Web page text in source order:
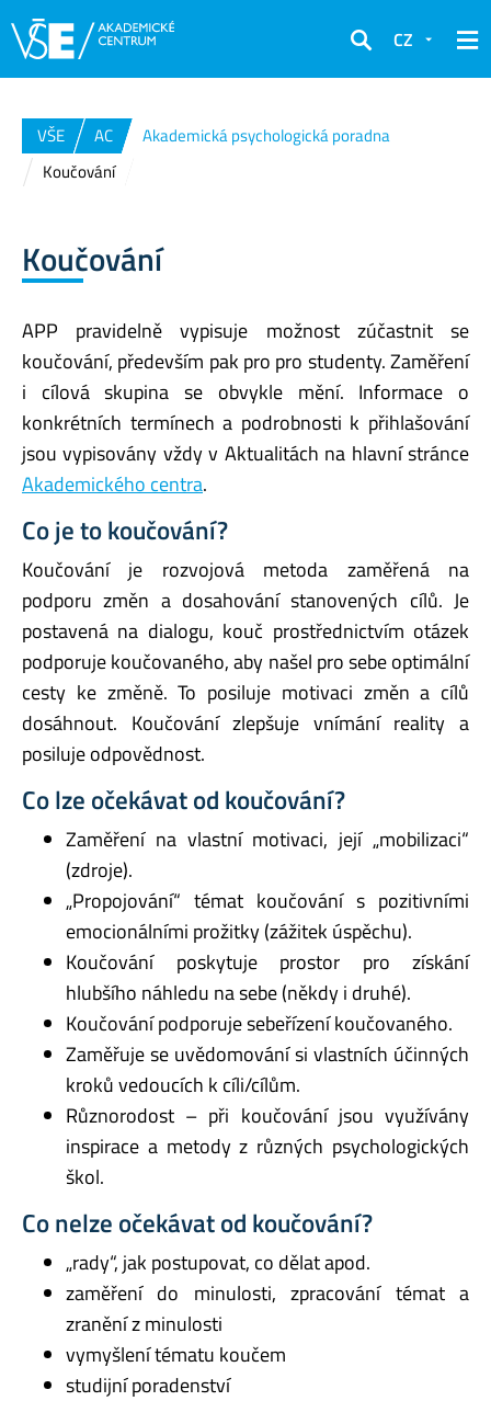
Hledat
CZ
VŠE AC
Akademická psychologická poradna
Koučování
Koučování
APP pravidelně vypisuje možnost zúčastnit se
koučování, především pak pro pro studenty. Zaměření
i cílová skupina se obvykle mění. Informace o
konkrétních termínech a podrobnosti k přihlašování
jsou vypisovány vždy v Aktualitách na hlavní stránce
Akademického centra.
Co je to koučování?
Koučování je rozvojová metoda zaměřená na
podporu změn a dosahování stanovených cílů. Je
postavená na dialogu, kouč prostřednictvím otázek
podporuje koučovaného, aby našel pro sebe optimální
cesty ke změně. To posiluje motivaci změn a cílů
dosáhnout. Koučování zlepšuje vnímání reality a
posiluje odpovědnost.
Co lze očekávat od koučování?
Zaměření na vlastní motivaci, její „mobilizaci“
(zdroje).
„Propojování“ témat koučování s pozitivními
emocionálními prožitky (zážitek úspěchu).
Koučování poskytuje prostor pro získání
hlubšího náhledu na sebe (někdy i druhé).
Koučování podporuje sebeřízení koučovaného.
Zaměřuje se uvědomování si vlastních účinných
kroků vedoucích k cíli/cílům.
Různorodost – při koučování jsou využívány
inspirace a metody z různých psychologických
škol.
Co nelze očekávat od koučování?
„rady“, jak postupovat, co dělat apod.
zaměření do minulosti, zpracování témat a
zranění z minulosti
vymyšlení tématu koučem
studijní poradenství